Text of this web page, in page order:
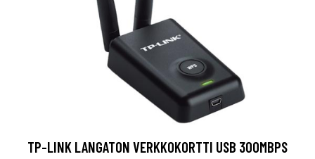
TP-LINK LANGATON VERKKOKORTTI USB 300MBPS